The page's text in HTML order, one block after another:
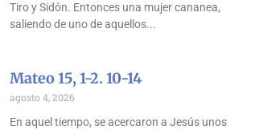
Tiro y Sidón. Entonces una mujer cananea,
saliendo de uno de aquellos
Mateo 15, 1-2. 10-14
agosto 4, 2026
En aquel tiempo, se acercaron a Jesús unos